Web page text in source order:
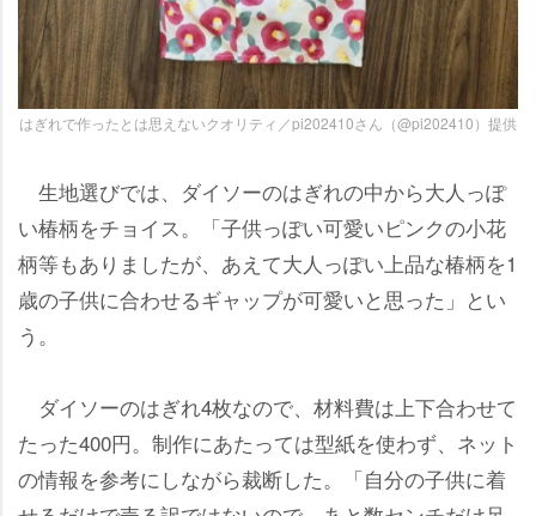
はぎれで作ったとは思えないクオリティ／pi202410さん（@pi202410）提供
生地選びでは、ダイソーのはぎれの中から大人っぽ
い椿柄をチョイス。「子供っぽい可愛いピンクの小花
柄等もありましたが、あえて大人っぽい上品な椿柄を1
歳の子供に合わせるギャップが可愛いと思った」とい
う。
ダイソーのはぎれ4枚なので、材料費は上下合わせて
たった400円。制作にあたっては型紙を使わず、ネット
の情報を参考にしながら裁断した。「自分の子供に着